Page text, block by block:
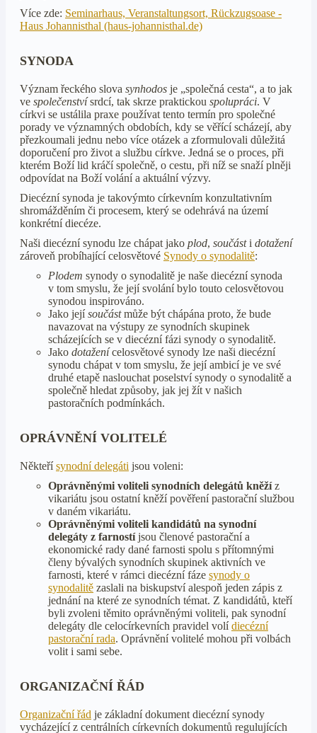
Více zde: Seminarhaus, Veranstaltungsort, Rückzugsoase -
Haus Johannisthal (haus-johannisthal.de)
SYNODA
Význam řeckého slova synhodos je „společná cesta“, a to jak
ve společenstvísrdcí, tak skrze praktickou spolupráci. V
církvi se ustálila praxe používat tento termín pro společné
porady ve významných obdobích, kdy se věřící scházejí, aby
přezkoumali jednu nebo více otázek a zformulovali důležitá
doporučení pro život a službu církve. Jedná se o proces, při
kterém Boží lid kráčí společně, o cestu, při níž se snaží plněji
odpovídat na Boží volání a aktuální výzvy.
Diecézní synoda je takovýmto církevním konzultativním
shromážděním či procesem, který se odehrává na území
konkrétní diecéze.
Naši diecézní synodu lze chápat jako plod, součásti dotažení
zároveň probíhající celosvětové Synody o synodalitě:
Plodem synody o synodalitě je naše diecézní synoda
v tom smyslu, že její svolání bylo touto celosvětovou
synodou inspirováno.
Jako jejísoučástmůže být chápána proto, že bude
navazovat na výstupy ze synodních skupinek
scházejících se v diecézní fázi synody o synodalitě.
Jako dotaženícelosvětové synody lze naši diecézní
synodu chápat v tom smyslu, že její ambicí je ve své
druhé etapě naslouchat poselství synody o synodalitě a
společně hledat způsoby, jak jej žít v našich
pastoračních podmínkách.
OPRÁVNĚNÍ VOLITELÉ
Někteřísynodní delegáti jsou voleni:
Oprávněnými voliteli synodních delegátů kněžíz
vikariátu jsou ostatní kněží pověření pastorační službou
v daném vikariátu.
Oprávněnými voliteli kandidátů na synodní
delegáty z farnostíjsou členové pastorační a
ekonomické rady dané farnosti spolu s přítomnými
členy bývalých synodních skupinek aktivních ve
farnosti, které v rámci diecézní fáze synody o
synodalitě zaslali na biskupství alespoň jeden zápis z
jednání na které ze synodních témat. Z kandidátů, kteří
byli zvoleni těmito oprávněnými voliteli, pak synodní
delegáty dle celocírkevních pravidel volídiecézní
pastorační rada. Oprávnění volitelé mohou při volbách
volit i sami sebe.
ORGANIZAČNÍ ŘÁD
Organizační řád je základní dokument diecézní synody
vycházející z centrálních církevních dokumentů regulujících